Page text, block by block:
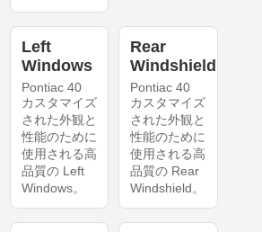
Left
Windows
Pontiac 40
カスタマイズ
された外観と
性能のために
使用される高
品質の Left
Windows。
Rear
Windshield
Pontiac 40
カスタマイズ
された外観と
性能のために
使用される高
品質の Rear
Windshield。